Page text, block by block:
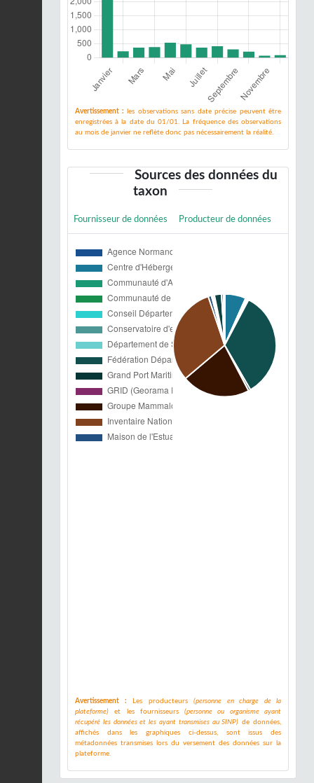
Avertissement : les observations sans date précise peuvent être
enregistrées à la date du 01/01. La fréquence des observations
au mois de janvier ne reflète donc pas nécessairement la réalité.
Sources des données du
taxon
Fournisseur de données Producteur de données
Avertissement : Les producteurs (personne en charge de la
plateforme) et les fournisseurs(personne ou organisme ayant
récupéré les données et les ayant transmises au SINP) de données,
affichés dans les graphiques ci-dessus, sont issus des
métadonnées transmises lors du versement des données sur la
plateforme.